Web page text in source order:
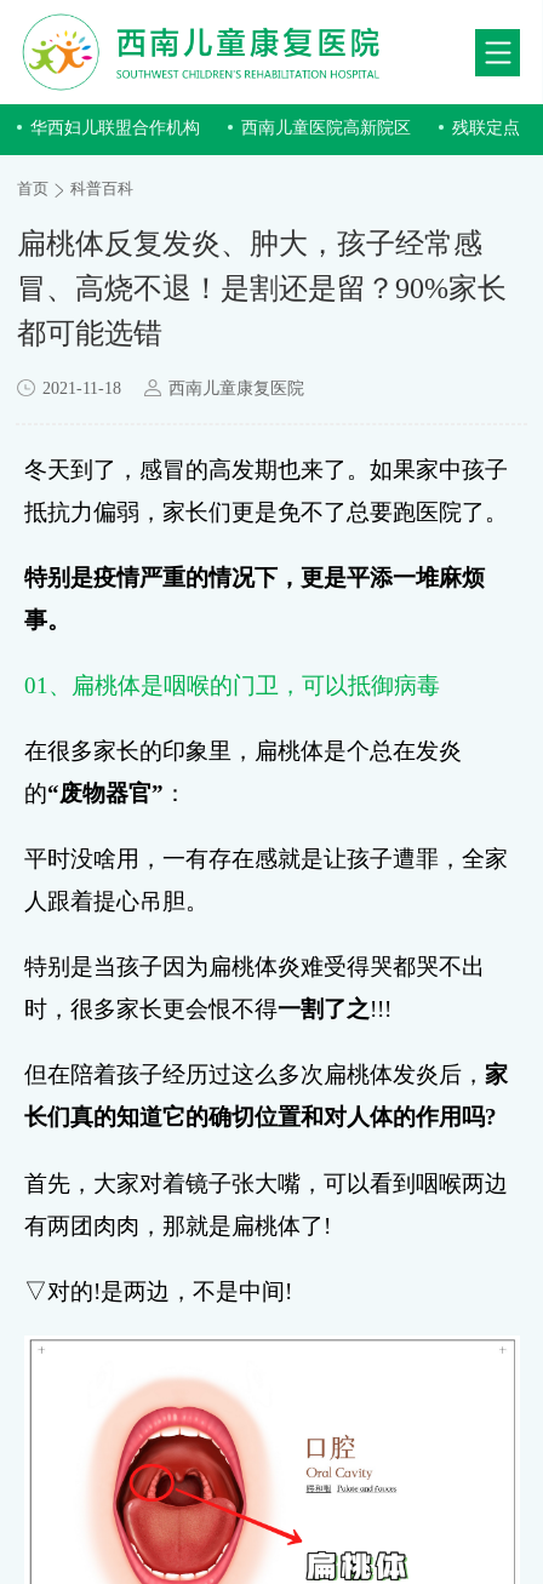
华西妇儿联盟合作机构 西南儿童医院高新院区 残联定点
首页 科普百科
扁桃体反复发炎、肿大，孩子经常感
冒、高烧不退！是割还是留？90%家长
都可能选错
2021-11-18 西南儿童康复医院
冬天到了，感冒的高发期也来了。如果家中孩子
抵抗力偏弱，家长们更是免不了总要跑医院了。
特别是疫情严重的情况下，更是平添一堆麻烦
事。
01、扁桃体是咽喉的门卫，可以抵御病毒
在很多家长的印象里，扁桃体是个总在发炎
的“废物器官” ：
平时没啥用，一有存在感就是让孩子遭罪，全家
人跟着提心吊胆。
特别是当孩子因为扁桃体炎难受得哭都哭不出
时，很多家长更会恨不得一割了之!!!
但在陪着孩子经历过这么多次扁桃体发炎后，家
长们真的知道它的确切位置和对人体的作用吗?
首先，大家对着镜子张大嘴，可以看到咽喉两边
有两团肉肉，那就是扁桃体了!
▽对的!是两边，不是中间!